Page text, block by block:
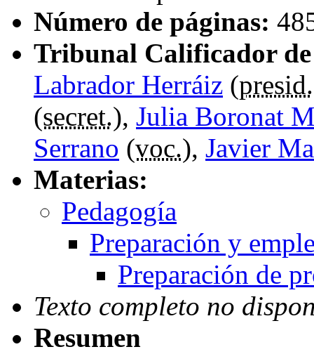
Número de páginas:
Tribunal Calificador de
Labrador Herráiz (presid.
(secret.), Julia Boronat
Serrano (voc.), Javier
Materias:
Pedagogía
Preparación y
Preparación de
Texto completo no
Resumen